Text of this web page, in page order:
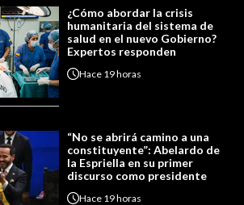
¿Cómo abordar la crisis
humanitaria del sistema de
salud en el nuevo Gobierno?
Expertos responden
Hace 19 horas
“No se abrirá camino a una
constituyente”: Abelardo de
la Espriella en su primer
discurso como presidente
Hace 19 horas